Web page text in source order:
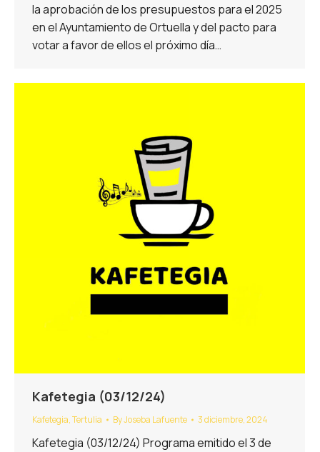
la aprobación de los presupuestos para el 2025
en el Ayuntamiento de Ortuella y del pacto para
votar a favor de ellos el próximo día…
Kafetegia (03/12/24)
Kafetegia,Tertulia ByJoseba Lafuente 3 diciembre, 2024
Kafetegia (03/12/24) Programa emitido el 3 de